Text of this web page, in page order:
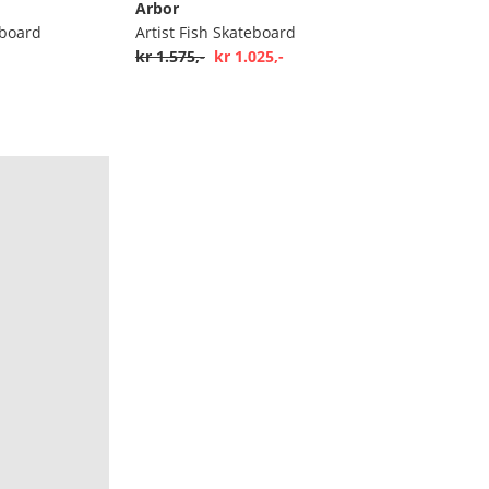
Arbor
Artist Fish Skateboard
kr 1.575,- kr 1.025,-